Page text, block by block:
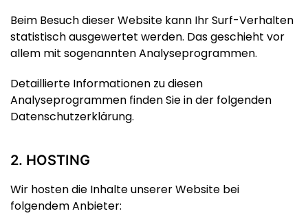
Beim Besuch dieser Website kann Ihr Surf-Verhalten
statistisch ausgewertet werden. Das geschieht vor
allem mit sogenannten Analyseprogrammen.
Detaillierte Informationen zu diesen
Analyseprogrammen finden Sie in der folgenden
Datenschutzerklärung.
2. HOSTING
Wir hosten die Inhalte unserer Website bei
folgendem Anbieter: